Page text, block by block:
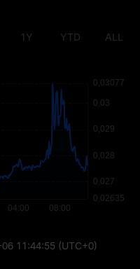
1Y YTD ALL
11:44:55 (UTC+0)